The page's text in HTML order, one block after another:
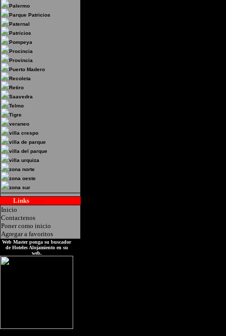
Palermo
Parque Patricios
Paternal
Patricios
Pompeya
Procincia
Provincia
Puerto Madero
Recoleta
Retiro
Saavedra
Telmo
Tigre
veraneo
villa crespo
villa de parque
villa del parque
villa urquiza
zona norte
zona oeste
zona sur
Links
Inicio
Contactenos
Poner como inicio
Agregar a favoritos
Web Master ponga su buscador
de Hoteles Alojamiento en su
web.